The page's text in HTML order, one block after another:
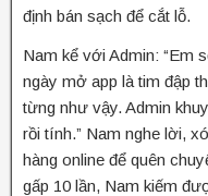
định bán sạch để cắt lỗ.
Nam kể với Admin: “Em
ngày mở app là tim đập
từng như vậy. Admin
rồi tính.” Nam nghe lời,
hàng online để quên
gấp 10 lần, Nam kiếm